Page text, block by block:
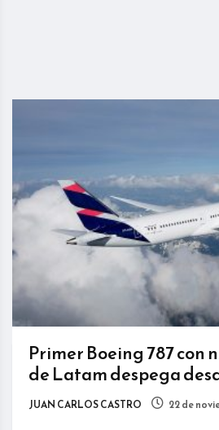
Primer Boeing 787 con
de Latam despega
JUAN CARLOS CASTRO 22 de